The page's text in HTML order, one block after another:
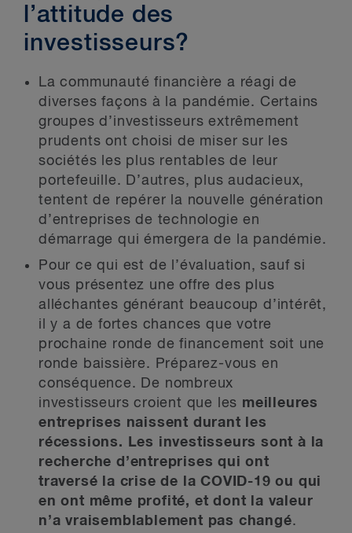
l’attitude des
investisseurs?
La communauté financière a réagi de
diverses façons à la pandémie. Certains
groupes d’investisseurs extrêmement
prudents ont choisi de miser sur les
sociétés les plus rentables de leur
portefeuille. D’autres, plus audacieux,
tentent de repérer la nouvelle génération
d’entreprises de technologie en
démarrage qui émergera de la pandémie.
Pour ce qui est de l’évaluation, sauf si
vous présentez une offre des plus
alléchantes générant beaucoup d’intérêt,
il y a de fortes chances que votre
prochaine ronde de financement soit une
ronde baissière. Préparez-vous en
conséquence. De nombreux
investisseurs croient que les meilleures
entreprises naissent durant les
récessions. Les investisseurs sont à la
recherche d’entreprises qui ont
traversé la crise de la COVID-19 ou qui
en ont même profité, et dont la valeur
n’a vraisemblablement pas changé.